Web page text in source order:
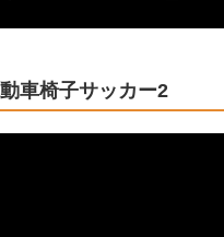
車椅子サッカー2